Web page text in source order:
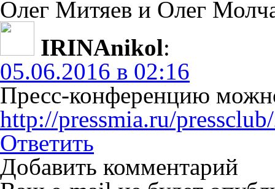
Олег Митяев и Олег
IRINAnikol:
05.06.2016 в 02:16
Пресс-конференцию
http://pressmia.ru/
Ответить
Добавить комментарий